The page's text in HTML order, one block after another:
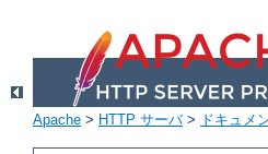
Apache > HTTP サーバ> ドキュメ